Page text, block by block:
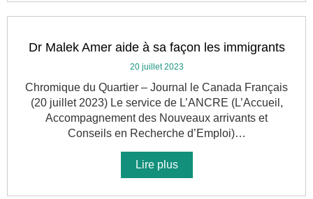
Dr Malek Amer aide à sa façon les immigrants
20 juillet 2023
Chromique du Quartier – Journal le Canada Français
(20 juillet 2023) Le service de L’ANCRE (L’Accueil,
Accompagnement des Nouveaux arrivants et
Conseils en Recherche d’Emploi)…
Lire plus